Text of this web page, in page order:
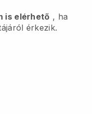
is elérhető , ha
érkezik.